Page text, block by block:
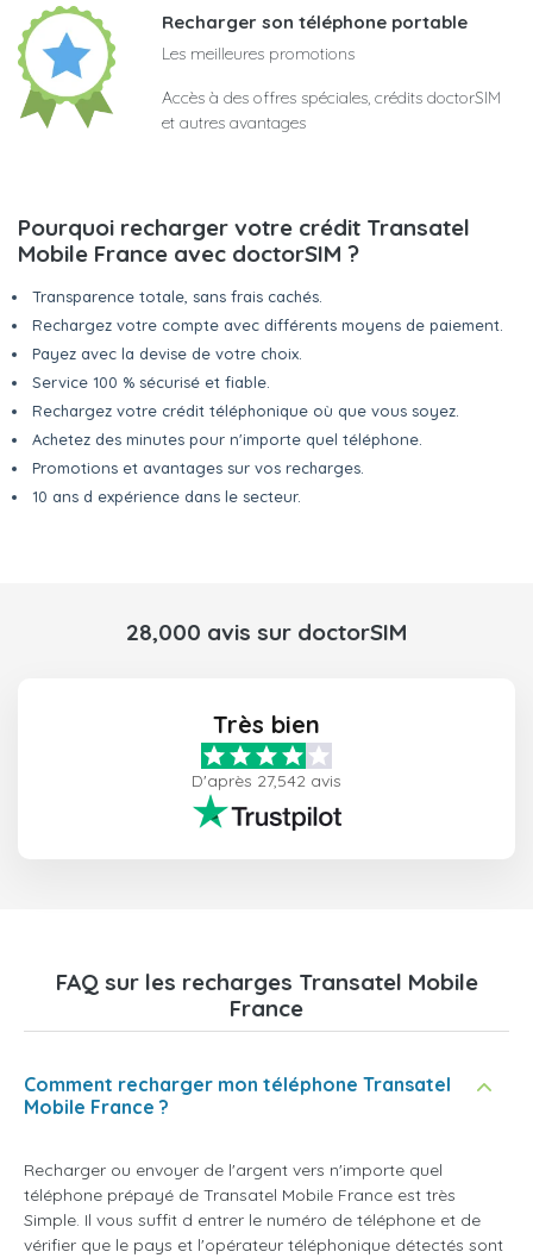
Recharger son téléphone portable
Les meilleures promotions
Accès à des offres spéciales, crédits doctorSIM
et autres avantages
Pourquoi recharger votre crédit Transatel
Mobile France avec doctorSIM ?
Transparence totale, sans frais cachés.
Rechargez votre compte avec différents moyens de paiement.
Payez avec la devise de votre choix.
Service 100 % sécurisé et fiable.
Rechargez votre crédit téléphonique où que vous soyez.
Achetez des minutes pour n'importe quel téléphone.
Promotions et avantages sur vos recharges.
10 ans d expérience dans le secteur.
28,000 avis sur doctorSIM
Très bien
D'après 27,542 avis
FAQ sur les recharges Transatel Mobile
France
Comment recharger mon téléphone Transatel
Mobile France ?
Recharger ou envoyer de l'argent vers n'importe quel
téléphone prépayé de Transatel Mobile France est très
Simple. Il vous suffit d entrer le numéro de téléphone et de
vérifier que le pays et l'opérateur téléphonique détectés sont